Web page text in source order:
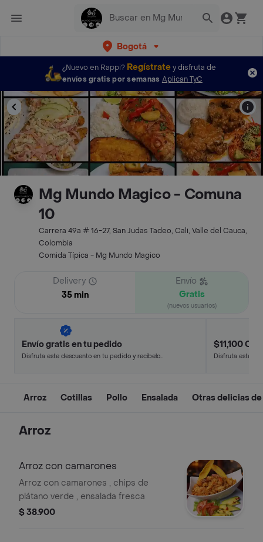
Bogotá
¿Nuevo en Rappi? Regístratey disfruta de
envíos gratis por semanas Aplican TyC
Mg Mundo Magico - Comuna
10
Carrera 49a # 16-27, San Judas Tadeo, Cali, Valle del Cauca,
Colombia
Comida Típica - Mg Mundo Magico
Delivery
35 min
Envío
Gratis
(nuevos usuarios)
Envío gratis en tu pedido
Disfruta este descuento en tu pedido y recíbelo
$11,100 Off
Disfruta este
Arroz Cotillas Pollo Ensalada Otras delicias
Arroz
Arroz con camarones
Arroz con camarones , chips de
plátano verde , ensalada fresca
$ 38.900